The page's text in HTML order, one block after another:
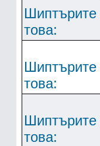
Шиптърите
това:
Шиптърите
това:
Шиптърите
това: